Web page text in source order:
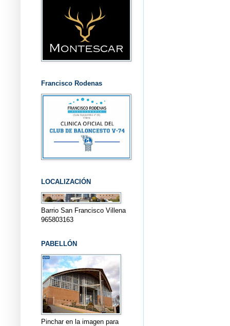
Francisco Rodenas
LOCALIZACIÓN
Barrio San Francisco Villena
965803163
PABELLÓN
Pinchar en la imagen para